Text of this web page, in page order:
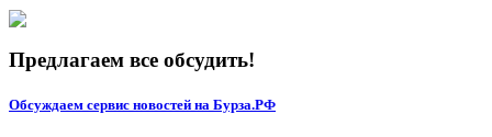
Предлагаем все обсудить!
Обсуждаем сервис новостей на Бурза.РФ